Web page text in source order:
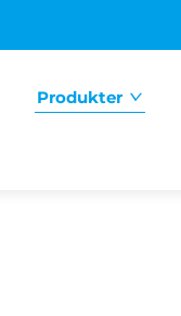
Produkter